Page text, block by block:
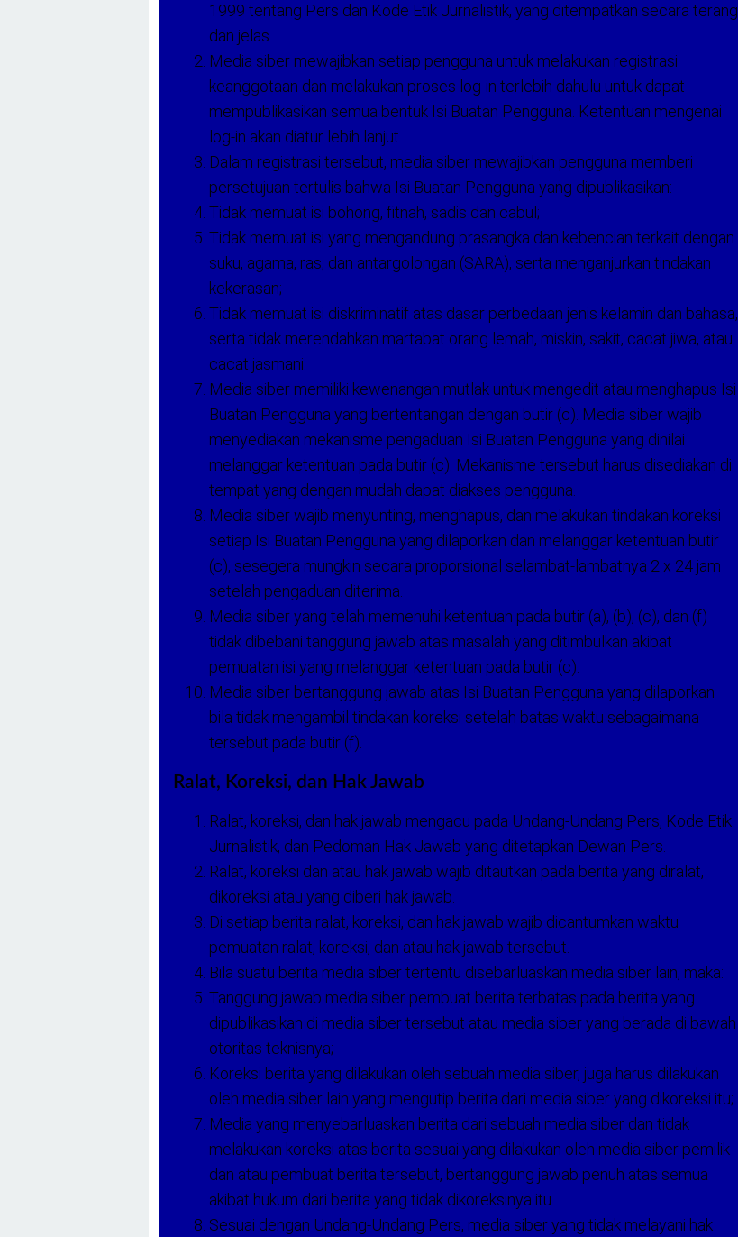
1999 tentang Pers dan Kode Etik Jurnalistik, yang ditempatkan secara terang
dan jelas.
Media siber mewajibkan setiap pengguna untuk melakukan registrasi
keanggotaan dan melakukan proses log-in terlebih dahulu untuk dapat
mempublikasikan semua bentuk Isi Buatan Pengguna. Ketentuan mengenai
log-in akan diatur lebih lanjut.
Dalam registrasi tersebut, media siber mewajibkan pengguna memberi
persetujuan tertulis bahwa Isi Buatan Pengguna yang dipublikasikan:
Tidak memuat isi bohong, fitnah, sadis dan cabul;
Tidak memuat isi yang mengandung prasangka dan kebencian terkait dengan
suku, agama, ras, dan antargolongan (SARA), serta menganjurkan tindakan
kekerasan;
Tidak memuat isi diskriminatif atas dasar perbedaan jenis kelamin dan bahasa,
serta tidak merendahkan martabat orang lemah, miskin, sakit, cacat jiwa, atau
cacat jasmani.
Media siber memiliki kewenangan mutlak untuk mengedit atau menghapus Isi
Buatan Pengguna yang bertentangan dengan butir (c). Media siber wajib
menyediakan mekanisme pengaduan Isi Buatan Pengguna yang dinilai
melanggar ketentuan pada butir (c). Mekanisme tersebut harus disediakan di
tempat yang dengan mudah dapat diakses pengguna.
Media siber wajib menyunting, menghapus, dan melakukan tindakan koreksi
setiap Isi Buatan Pengguna yang dilaporkan dan melanggar ketentuan butir
(c), sesegera mungkin secara proporsional selambat-lambatnya 2 x 24 jam
setelah pengaduan diterima.
Media siber yang telah memenuhi ketentuan pada butir (a), (b), (c), dan (f)
tidak dibebani tanggung jawab atas masalah yang ditimbulkan akibat
pemuatan isi yang melanggar ketentuan pada butir (c).
Media siber bertanggung jawab atas Isi Buatan Pengguna yang dilaporkan
bila tidak mengambil tindakan koreksi setelah batas waktu sebagaimana
tersebut pada butir (f).
Ralat, Koreksi, dan Hak Jawab
Ralat, koreksi, dan hak jawab mengacu pada Undang-Undang Pers, Kode Etik
Jurnalistik, dan Pedoman Hak Jawab yang ditetapkan Dewan Pers.
Ralat, koreksi dan atau hak jawab wajib ditautkan pada berita yang diralat,
dikoreksi atau yang diberi hak jawab.
Di setiap berita ralat, koreksi, dan hak jawab wajib dicantumkan waktu
pemuatan ralat, koreksi, dan atau hak jawab tersebut.
Bila suatu berita media siber tertentu disebarluaskan media siber lain, maka:
Tanggung jawab media siber pembuat berita terbatas pada berita yang
dipublikasikan di media siber tersebut atau media siber yang berada di bawah
otoritas teknisnya;
Koreksi berita yang dilakukan oleh sebuah media siber, juga harus dilakukan
oleh media siber lain yang mengutip berita dari media siber yang dikoreksi itu;
Media yang menyebarluaskan berita dari sebuah media siber dan tidak
melakukan koreksi atas berita sesuai yang dilakukan oleh media siber pemilik
dan atau pembuat berita tersebut, bertanggung jawab penuh atas semua
akibat hukum dari berita yang tidak dikoreksinya itu.
Sesuai dengan Undang-Undang Pers, media siber yang tidak melayani hak